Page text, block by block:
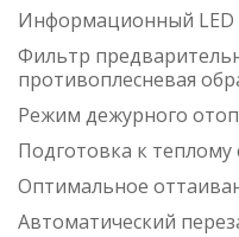
Информационный LED
Фильтр
противоплесневая
Режим дежурного
Подготовка к теплому
Оптимальное
Автоматический